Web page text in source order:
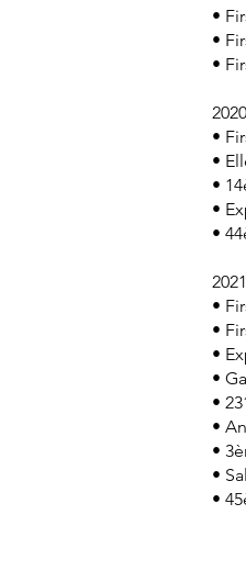
•
•
•
2020
•
•
•
•
•
2021
•
•
•
•
•
•
•
•
•